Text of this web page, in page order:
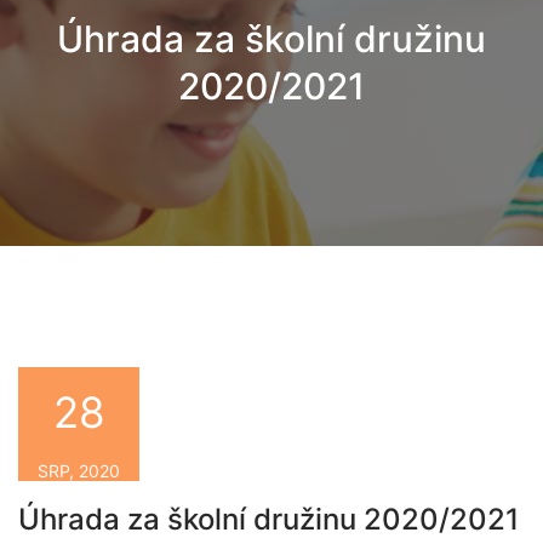
Úhrada za školní družinu
2020/2021
Úhrada za školní družinu 2020/2021
28
SRP, 2020